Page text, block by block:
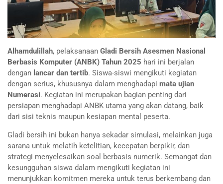
Alhamdulillah, pelaksanaan Gladi Bersih Asesmen Nasional
Berbasis Komputer (ANBK) Tahun 2025 hari ini berjalan
dengan lancar dan tertib. Siswa-siswi mengikuti kegiatan
dengan serius, khususnya dalam menghadapi mata ujian
Numerasi. Kegiatan ini merupakan bagian penting dari
persiapan menghadapi ANBK utama yang akan datang, baik
dari sisi teknis maupun kesiapan mental peserta.
Gladi bersih ini bukan hanya sekadar simulasi, melainkan juga
sarana untuk melatih ketelitian, kecepatan berpikir, dan
strategi menyelesaikan soal berbasis numerik. Semangat dan
kesungguhan siswa dalam mengikuti kegiatan ini
menunjukkan komitmen mereka untuk terus berkembang dan